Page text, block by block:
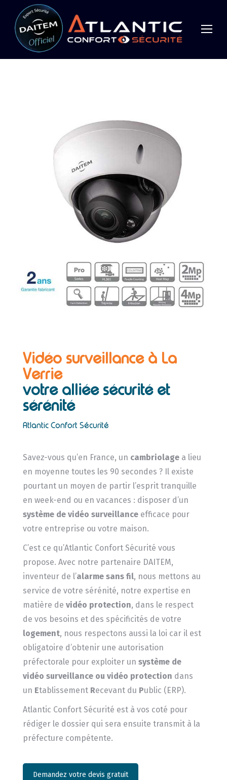
Vidéo surveillance à La
Verrie
votre alliée sécurité et
sérénité
Atlantic Confort Sécurité
Savez-vous qu’en France, un cambriolagea lieu
en moyenne toutes les 90 secondes ? Il existe
pourtant un moyen de partir l’esprit tranquille
en week-end ou en vacances : disposer d’un
système de vidéo surveillanceefficace pour
votre entreprise ou votre maison.
C’est ce qu’Atlantic Confort Sécurité vous
propose. Avec notre partenaire DAITEM,
inventeur de l’alarme sans fil, nous mettons au
service de votre sérénité, notre expertise en
matière de vidéo protection, dans le respect
de vos besoins et des spécificités de votre
logement, nous respectons aussi la loi car il est
obligatoire d’obtenir une autorisation
préfectorale pour exploiter un système de
vidéo surveillance ou vidéo protection dans
un Etablissement Recevant du Public (ERP).
Atlantic Confort Sécurité est à vos coté pour
rédiger le dossier qui sera ensuite transmit à la
préfecture compétente.
Demandez votre devis gratuit